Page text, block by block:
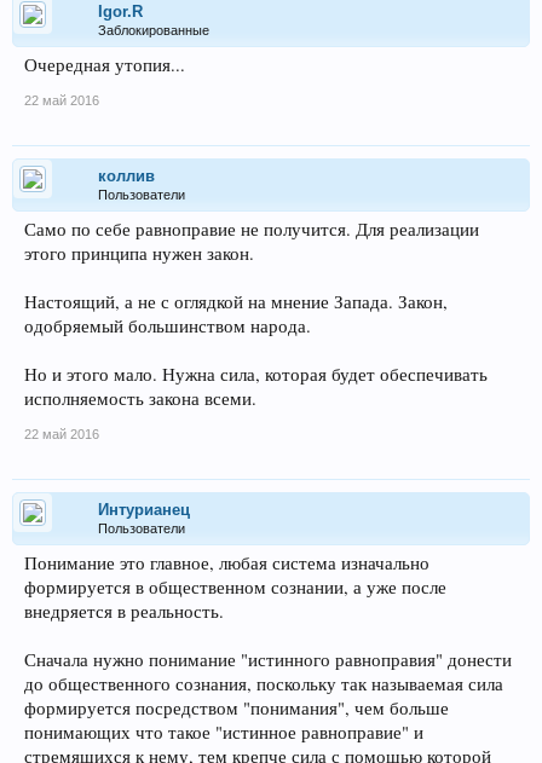
Igor.R
Заблокированные
Очередная утопия...
22 май 2016
коллив
Пользователи
Само по себе равноправие не получится. Для реализации
этого принципа нужен закон.
Настоящий, а не с оглядкой на мнение Запада. Закон,
одобряемый большинством народа.
Но и этого мало. Нужна сила, которая будет обеспечивать
исполняемость закона всеми.
22 май 2016
Интурианец
Пользователи
Понимание это главное, любая система изначально
формируется в общественном сознании, а уже после
внедряется в реальность.
Сначала нужно понимание "истинного равноправия" донести
до общественного сознания, поскольку так называемая сила
формируется посредством "понимания", чем больше
понимающих что такое "истинное равноправие" и
стремящихся к нему, тем крепче сила с помощью которой